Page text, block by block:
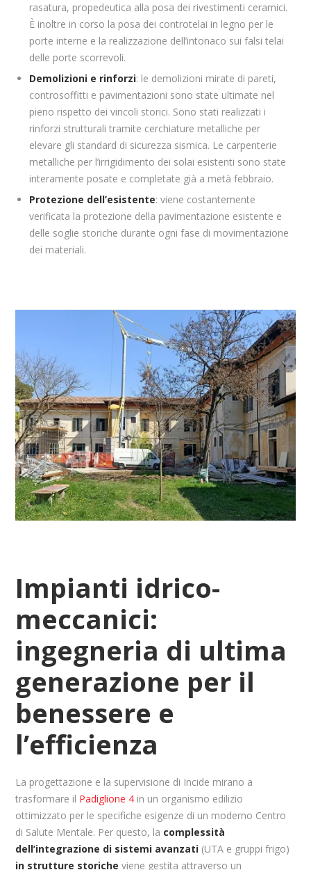
rasatura, propedeutica alla posa dei rivestimenti ceramici.
È inoltre in corso la posa dei controtelai in legno per le
porte interne e la realizzazione dell’intonaco sui falsi telai
delle porte scorrevoli.
Demolizioni e rinforzi: le demolizioni mirate di pareti,
controsoffitti e pavimentazioni sono state ultimate nel
pieno rispetto dei vincoli storici. Sono stati realizzati i
rinforzi strutturali tramite cerchiature metalliche per
elevare gli standard di sicurezza sismica. Le carpenterie
metalliche per l’irrigidimento dei solai esistenti sono state
interamente posate e completate già a metà febbraio.
Protezione dell’esistente: viene costantemente
verificata la protezione della pavimentazione esistente e
delle soglie storiche durante ogni fase di movimentazione
dei materiali.
Impianti idrico-
meccanici:
ingegneria di ultima
generazione per il
benessere e
l’efficienza
La progettazione e la supervisione di Incide mirano a
trasformare il Padiglione 4 in un organismo edilizio
ottimizzato per le specifiche esigenze di un moderno Centro
di Salute Mentale. Per questo, la complessità
dell’integrazione di sistemi avanzati (UTA e gruppi frigo)
in strutture storiche viene gestita attraverso un